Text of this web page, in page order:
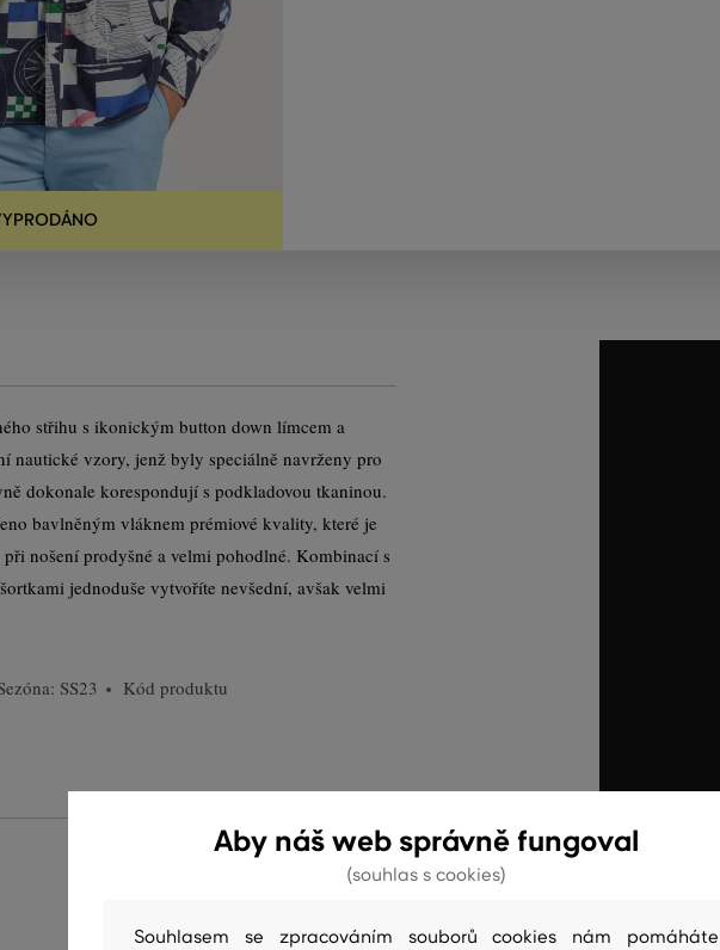
střihu s ikonickým button down límcem a
nautické vzory, jenž byly speciálně navrženy pro
dokonale korespondují s podkladovou tkaninou.
bavlněným vláknem prémiové kvality, které je
nošení prodyšné a velmi pohodlné. Kombinací s
jednoduše vytvoříte nevšední, avšak velmi
SS23
Kód produktu
Aby náš web správně fungoval
(souhlas s cookies)
Souhlasem se zpracováním souborů cookies nám pomáháte